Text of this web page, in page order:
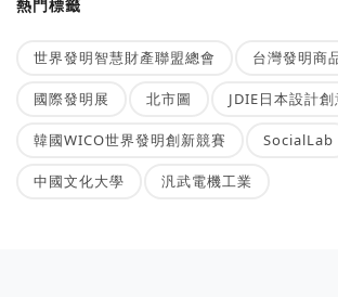
熱門標籤
世界發明智慧財產聯盟總會 台灣發明商
國際發明展 北市圖 JDIE日本設計
韓國WICO世界發明創新競賽 SocialLab
中國文化大學 汎武電機工業